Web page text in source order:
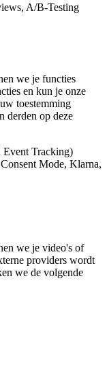
A/B-Testing
we je functies
en kun je onze
toestemming
derden op deze
Event Tracking)
Mode, Klarna,
we je video's of
providers wordt
we de volgende